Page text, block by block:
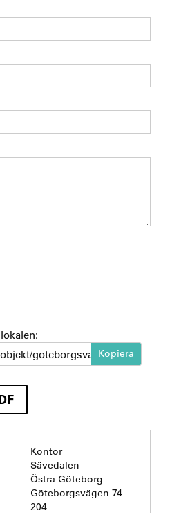
goteborgsvagen-74-3
Kontor
Sävedalen
Östra Göteborg
Göteborgsvägen 74
204